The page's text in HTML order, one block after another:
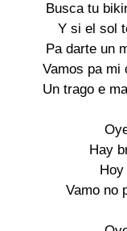
Busca tu
Y si el sol
Pa darte un
Vamos pa mi
Un trago e
Hay
Vamo no